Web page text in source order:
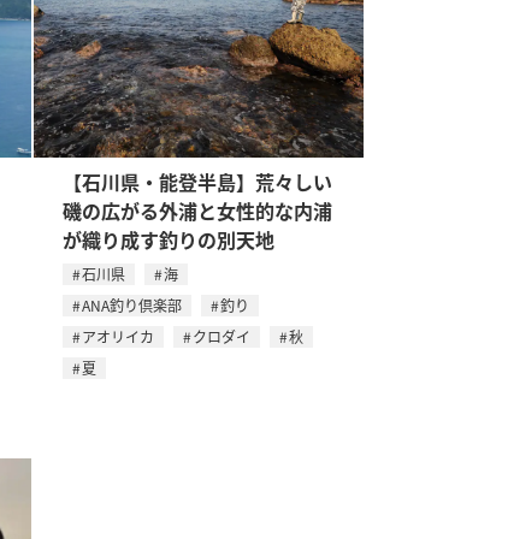
【石川県・能登半島】荒々しい
磯の広がる外浦と女性的な内浦
が織り成す釣りの別天地
石川県
海
ANA釣り倶楽部
釣り
アオリイカ
クロダイ
秋
夏